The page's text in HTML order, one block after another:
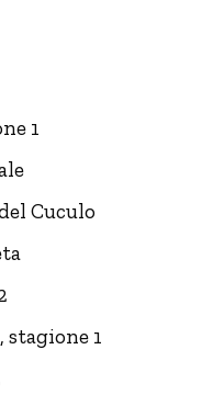
1
Cuculo
stagione 1